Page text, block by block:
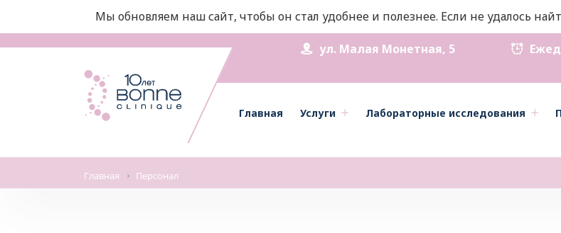
Мы обновляем наш сайт, чтобы он стал удобнее и полезнее. Если не удалось
ул. Малая Монетная, 5
Главная Услуги Лабораторные исследования
Главная Персонал